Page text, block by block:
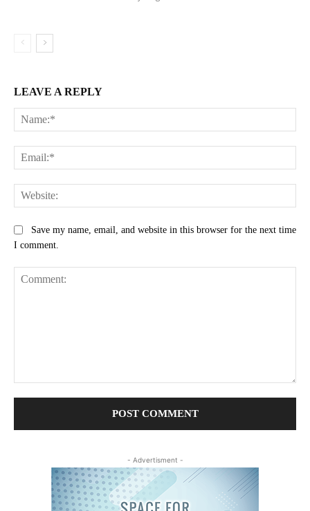
LEAVE A REPLY
Save my name, email, and website in this browser for the next time
I comment.
- Advertisment -